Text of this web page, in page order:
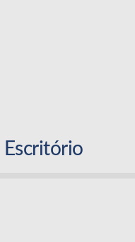
Escritório